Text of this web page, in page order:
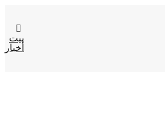
بيت
أخبار